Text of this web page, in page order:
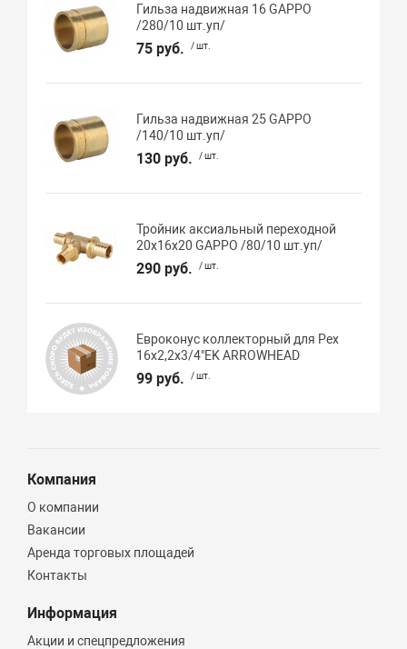
Гильза надвижная 16 GAPPO
/280/10 шт.уп/
75 руб. / шт.
Гильза надвижная 25 GAPPO
/140/10 шт.уп/
130 руб. / шт.
Тройник аксиальный переходной
20х16х20 GAPPO /80/10 шт.уп/
290 руб. / шт.
Евроконус коллекторный для Pex
16х2,2х3/4"EK ARROWHEAD
99 руб. / шт.
Компания
О компании
Вакансии
Аренда торговых площадей
Контакты
Информация
Акции и спецпредложения